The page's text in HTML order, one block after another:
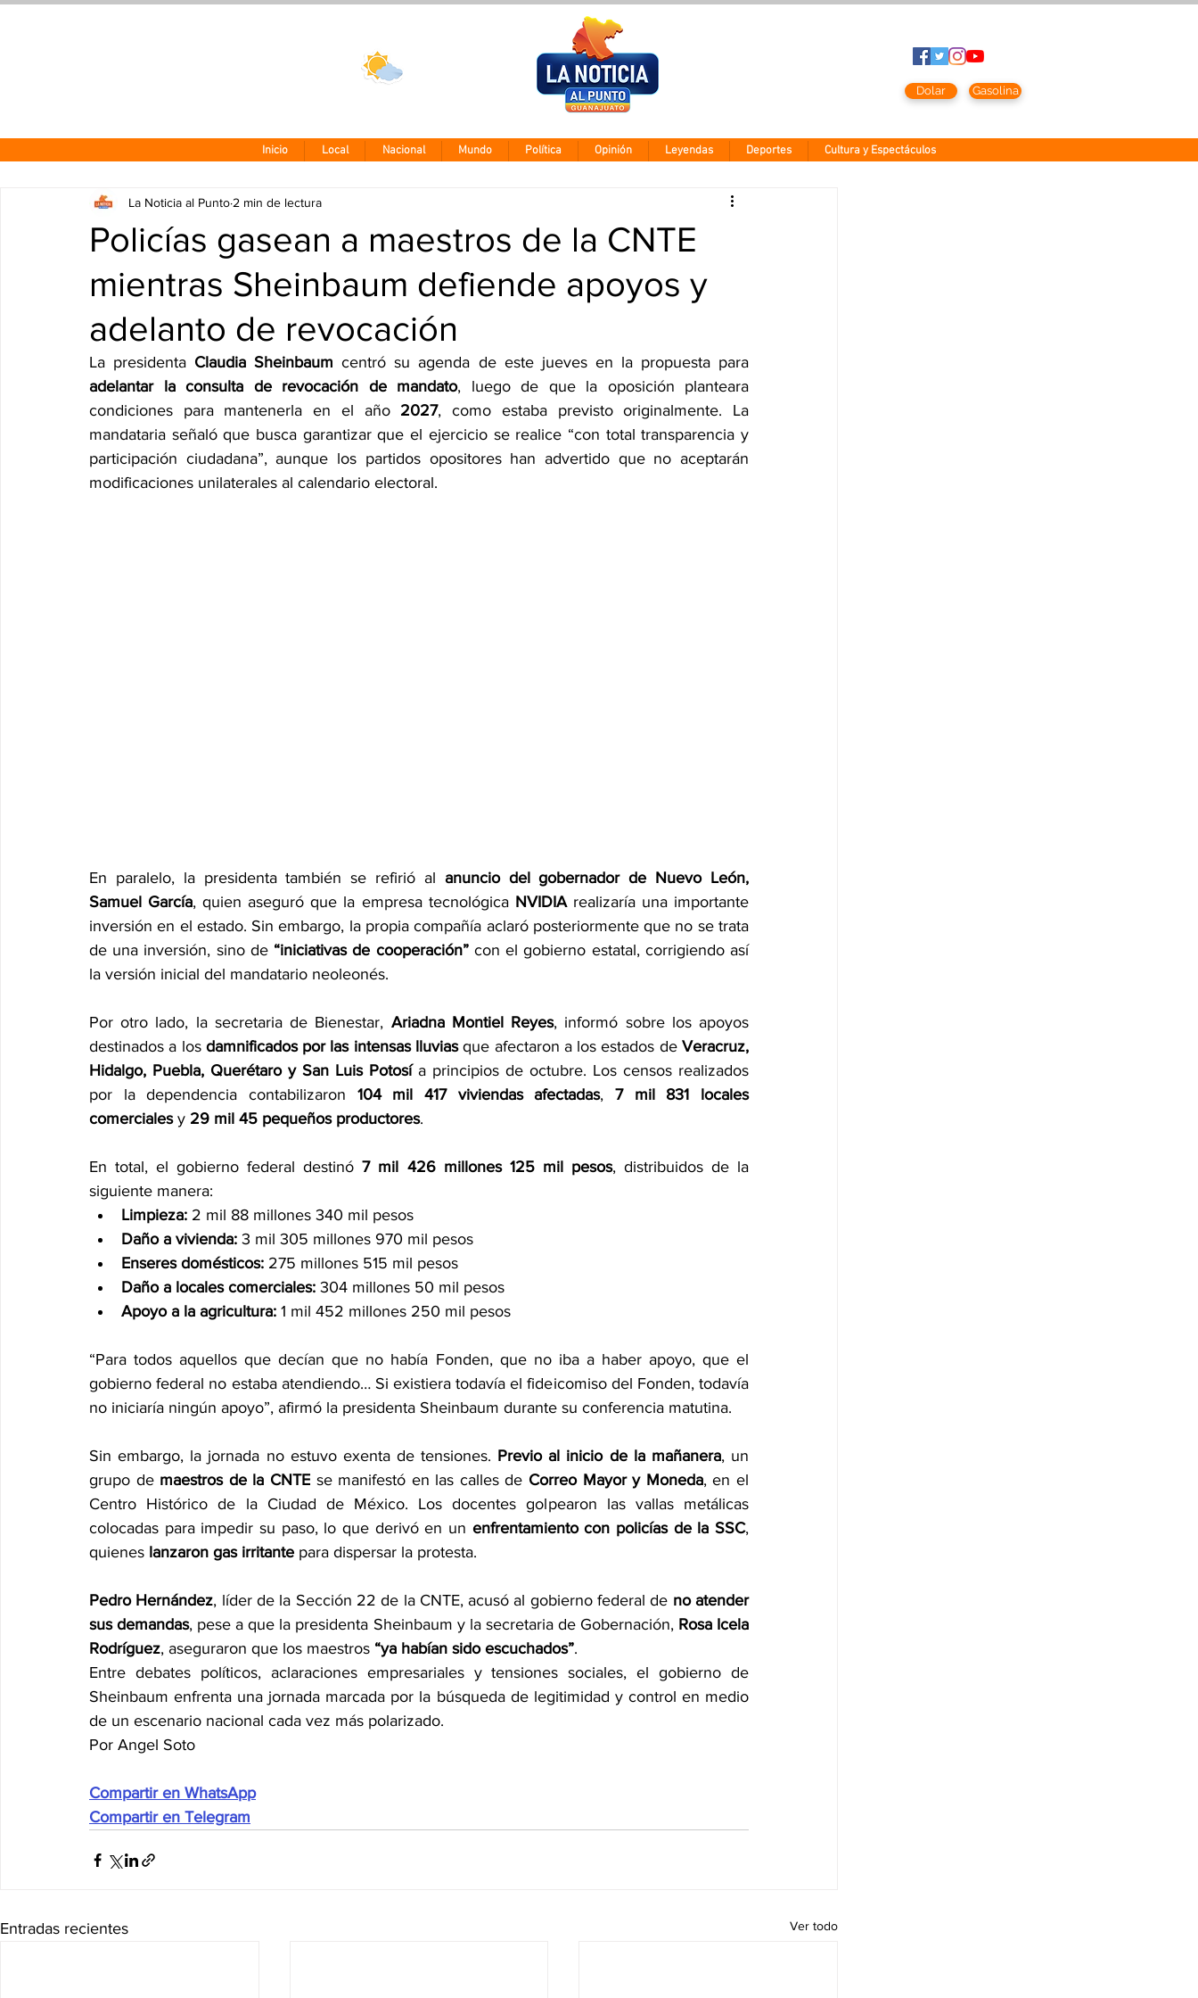
Dolar Gasolina
Inicio Local Nacional Mundo Política Opinión Leyendas Deportes Cultura y Espectáculos
Policías gasean a maestros de la CNTE
mientras Sheinbaum defiende apoyos y
adelanto de revocación
La Noticia al Punto 2 min de lectura
La presidenta Claudia Sheinbaum
adelantar la consulta de revocación de mandato, luego de que la oposición planteara
condiciones para mantenerla en el año 2027, como estaba previsto originalmente. La
mandataria señaló que busca garantizar que el ejercicio se realice “con total transparencia y
participación ciudadana”, aunque los partidos opositores han advertido que no aceptarán
modificaciones unilaterales al calendario electoral.
En paralelo, la presidenta también se refirió al anuncio del gobernador de Nuevo León,
Samuel García, quien aseguró que la empresa tecnológica NVIDIA realizaría una importante
inversión en el estado. Sin embargo, la propia compañía aclaró posteriormente que no se trata
de una inversión, sino de “iniciativas de cooperación” con el gobierno estatal, corrigiendo así
la versión inicial del mandatario neoleonés.
Por otro lado, la secretaria de Bienestar, Ariadna Montiel Reyes, informó sobre los apoyos
destinados a los damnificados por las intensas lluvias que afectaron a los estados de Veracruz,
Hidalgo, Puebla, Querétaro y San Luis Potosí a principios de octubre. Los censos realizados
por la dependencia contabilizaron 104 mil 417 viviendas afectadas, 7 mil 831 locales
comerciales y 29 mil 45 pequeños productores.
En total, el gobierno federal destinó 7 mil 426 millones 125 mil pesos, distribuidos de la
siguiente manera:
Limpieza: 2 mil 88 millones 340 mil pesos
Daño a vivienda: 3 mil 305 millones 970 mil pesos
Enseres domésticos: 275 millones 515 mil pesos
Daño a locales comerciales: 304 millones 50 mil pesos
Apoyo a la agricultura: 1 mil 452 millones 250 mil pesos
“Para todos aquellos que decían que no había Fonden, que no iba a haber apoyo, que el
gobierno federal no estaba atendiendo… Si existiera todavía el fideicomiso del Fonden, todavía
no iniciaría ningún apoyo”, afirmó la presidenta Sheinbaum durante su conferencia matutina.
Sin embargo, la jornada no estuvo exenta de tensiones. Previo al inicio de la mañanera, un
grupo de maestros de la CNTE se manifestó en las calles de Correo Mayor y Moneda, en el
Centro Histórico de la Ciudad de México. Los docentes golpearon las vallas metálicas
colocadas para impedir su paso, lo que derivó en un enfrentamiento con policías de la SSC,
quienes lanzaron gas irritante para dispersar la protesta.
Pedro Hernández, líder de la Sección 22 de la CNTE, acusó al gobierno federal de no atender
sus demandas, pese a que la presidenta Sheinbaum y la secretaria de Gobernación, Rosa Icela
Rodríguez, aseguraron que los maestros “ya habían sido escuchados”.
Entre debates políticos, aclaraciones empresariales y tensiones sociales, el gobierno de
Sheinbaum enfrenta una jornada marcada por la búsqueda de legitimidad y control en medio
de un escenario nacional cada vez más polarizado.
Por Angel Soto
Compartir en WhatsApp
Compartir en Telegram
Entradas recientes Ver todo